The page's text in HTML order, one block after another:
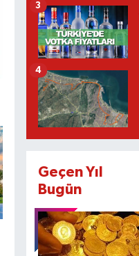
3
4
Geçen Yıl
Bugün